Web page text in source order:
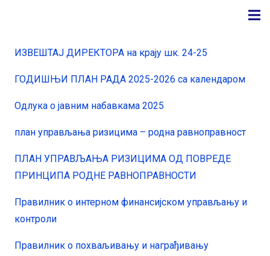
ИЗВЕШТАЈ ДИРЕКТОРА на крају шк. 24-25
ГОДИШЊИ ПЛАН РАДА 2025-2026 са календаром
Одлука о јавним набавкама 2025
план управљања ризицима – родна равноправност
ПЛАН УПРАВЉАЊА РИЗИЦИМА ОД ПОВРЕДЕ
ПРИНЦИПА РОДНЕ РАВНОПРАВНОСТИ
Правилник о интерном финансијском управљању и
контроли
Правилник о похваљивању и награђивању